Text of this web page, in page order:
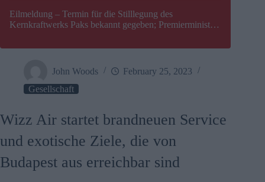
Eilmeldung – Termin für die Stilllegung des
Kernkraftwerks Paks bekannt gegeben; Premierminister
John Woods
February 25, 2023
Gesellschaft
Wizz Air startet brandneuen Service
und exotische Ziele, die von
Budapest aus erreichbar sind